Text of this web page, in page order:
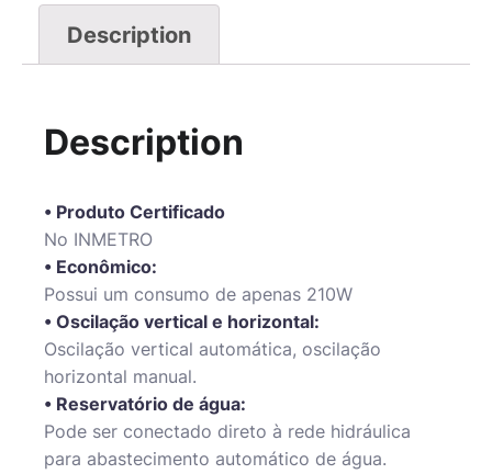
Description
Description
• Produto Certificado
No INMETRO
• Econômico:
Possui um consumo de apenas 210W
• Oscilação vertical e horizontal:
Oscilação vertical automática, oscilação
horizontal manual.
• Reservatório de água:
Pode ser conectado direto à rede hidráulica
para abastecimento automático de água.